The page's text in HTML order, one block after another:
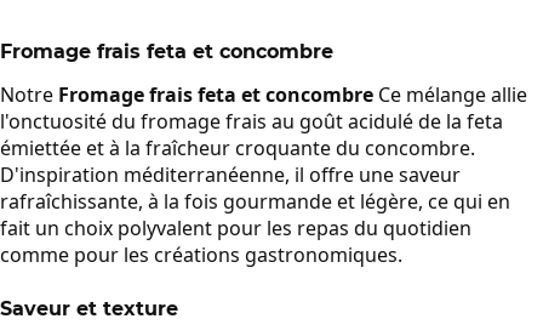
Fromage frais feta et concombre
Notre Fromage frais feta et concombre Ce mélange allie
l'onctuosité du fromage frais au goût acidulé de la feta
émiettée et à la fraîcheur croquante du concombre.
D'inspiration méditerranéenne, il offre une saveur
rafraîchissante, à la fois gourmande et légère, ce qui en
fait un choix polyvalent pour les repas du quotidien
comme pour les créations gastronomiques.
Saveur et texture